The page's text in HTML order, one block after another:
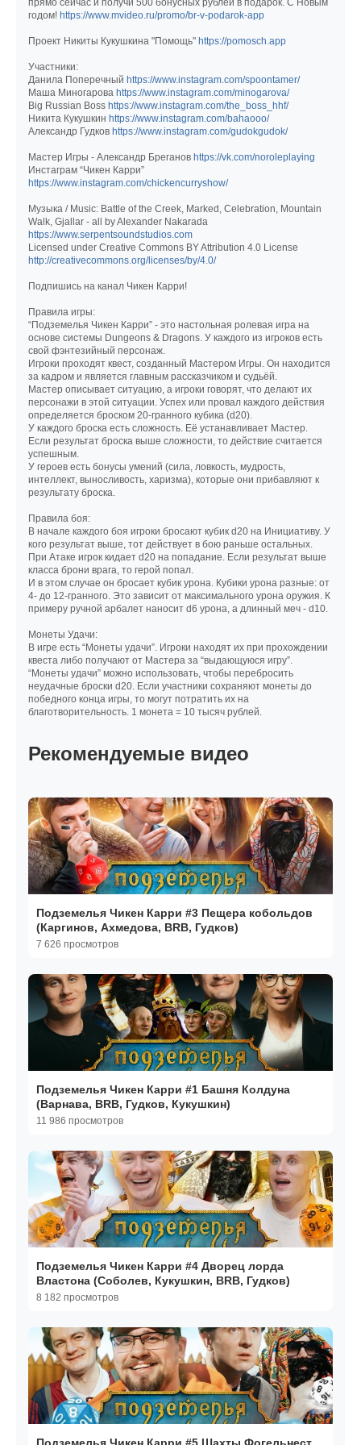
прямо сейчас и получи 500 бонусных рублей в подарок. С Новым
годом! https://www.mvideo.ru/promo/br-v-podarok-app
Проект Никиты Кукушкина "Помощь" https://pomosch.app
Участники:
Данила Поперечный https://www.instagram.com/spoontamer/
Маша Миногарова https://www.instagram.com/minogarova/
Big Russian Boss https://www.instagram.com/the_boss_hhf/
Никита Кукушкин https://www.instagram.com/bahaooo/
Александр Гудков https://www.instagram.com/gudokgudok/
Мастер Игры - Александр Бреганов https://vk.com/noroleplaying
Инстаграм “Чикен Карри”
https://www.instagram.com/chickencurryshow/
Музыка / Music: Battle of the Creek, Marked, Celebration, Mountain
Walk, Gjallar - all by Alexander Nakarada
https://www.serpentsoundstudios.com
Licensed under Creative Commons BY Attribution 4.0 License
http://creativecommons.org/licenses/by/4.0/
Подпишись на канал Чикен Карри!
Правила игры:
“Подземелья Чикен Карри” - это настольная ролевая игра на
основе системы Dungeons & Dragons. У каждого из игроков есть
свой фэнтезийный персонаж.
Игроки проходят квест, созданный Мастером Игры. Он находится
за кадром и является главным рассказчиком и судьёй.
Мастер описывает ситуацию, а игроки говорят, что делают их
персонажи в этой ситуации. Успех или провал каждого действия
определяется броском 20-гранного кубика (d20).
У каждого броска есть сложность. Её устанавливает Мастер.
Если результат броска выше сложности, то действие считается
успешным.
У героев есть бонусы умений (сила, ловкость, мудрость,
интеллект, выносливость, харизма), которые они прибавляют к
результату броска.
Правила боя:
В начале каждого боя игроки бросают кубик d20 на Инициативу. У
кого результат выше, тот действует в бою раньше остальных.
При Атаке игрок кидает d20 на попадание. Если результат выше
класса брони врага, то герой попал.
И в этом случае он бросает кубик урона. Кубики урона разные: от
4- до 12-гранного. Это зависит от максимального урона оружия. К
примеру ручной арбалет наносит d6 урона, а длинный меч - d10.
Монеты Удачи:
В игре есть “Монеты удачи”. Игроки находят их при прохождении
квеста либо получают от Мастера за “выдающуюся игру”.
“Монеты удачи” можно использовать, чтобы перебросить
неудачные броски d20. Если участники сохраняют монеты до
победного конца игры, то могут потратить их на
благотворительность. 1 монета = 10 тысяч рублей.
Рекомендуемые видео
Подземелья Чикен Карри #3 Пещера кобольдов
(Каргинов, Ахмедова, BRB, Гудков)
7 626 просмотров
Подземелья Чикен Карри #1 Башня Колдуна
(Варнава, BRB, Гудков, Кукушкин)
11 986 просмотров
Подземелья Чикен Карри #4 Дворец лорда
Властона (Соболев, Кукушкин, BRB, Гудков)
8 182 просмотров